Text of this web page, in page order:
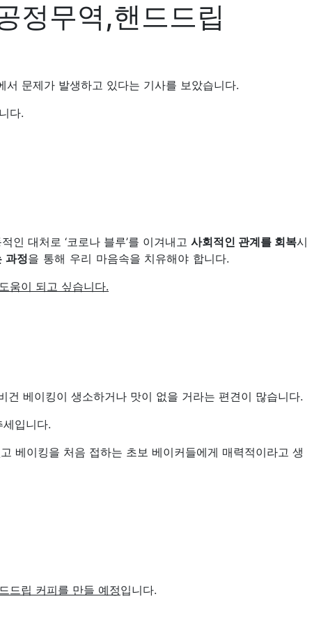
정무역,핸드드립
문제가 발생하고 있다는 기사를 보았습니다.
다.
대처로 ‘코로나 블루’를 이겨내고 사회적인 관계를 회복시
과정을 통해 우리 마음속을 치유해야 합니다.
움이 되고 싶습니다.
베이킹이 생소하거나 맛이 없을 거라는 편견이 많습니다.
입니다.
베이킹을 처음 접하는 초보 베이커들에게 매력적이라고 생
드립 커피를 만들 예정입니다.